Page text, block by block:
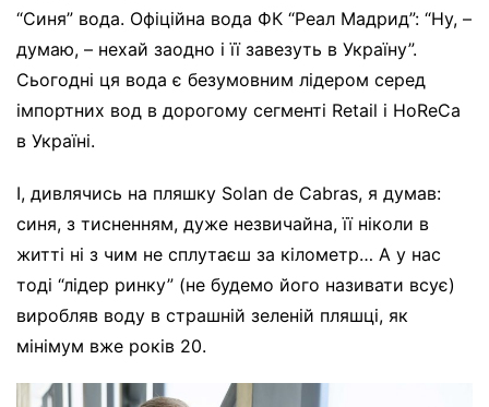
“Cиня” вода. Офіційна вода ФК “Реал Мадрид”: “Ну, –
думаю, – нехай заодно і її завезуть в Україну”.
Сьогодні ця вода є безумовним лідером серед
імпортних вод в дорогому сегменті Retail і HoReCa
в Україні.
І, дивлячись на пляшку Solan de Cabras, я думав:
синя, з тисненням, дуже незвичайна, її ніколи в
житті ні з чим не сплутаєш за кілометр… А у нас
тоді “лідер ринку” (не будемо його називати всує)
виробляв воду в страшній зеленій пляшці, як
мінімум вже років 20.